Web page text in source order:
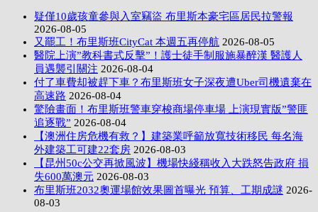
疑僅10歲孩童參與入室竊盜 布里斯本豪宅區居民拉警報
2026-08-05
又罷工！布里斯班CityCat 本週五再停航 2026-08-05
醫院上演”教科書式反擊”！護士徒手制服施暴醉漢 醫護人
員遇襲引關注 2026-08-04
付了車費却被趕下車？布里斯班女子深夜遭Uber司機遺棄在
高速路 2026-08-04
驚險畫面！布里斯班警車穿梭商場停車場 上演現實版”警匪
追逐戰” 2026-08-04
【澳洲住房危機有救？】建築業呼籲放寬技術移民 每名海
外建築工可建22套房 2026-08-03
【昆州50c公交再掀風波】機場快綫稱收入大跌怒告政府 損
失600萬澳元 2026-08-03
布里斯班2032奧運場館效果圖首曝光 預算、工期成謎 2026-
08-03